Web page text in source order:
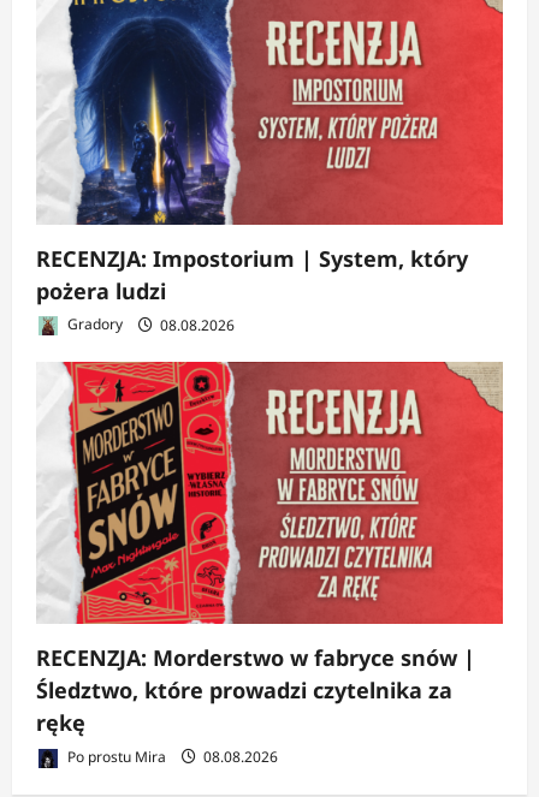
RECENZJA: Impostorium | System, który
pożera ludzi
Gradory 08.08.2026
RECENZJA: Morderstwo w fabryce snów |
Śledztwo, które prowadzi czytelnika za
rękę
Po prostu Mira 08.08.2026